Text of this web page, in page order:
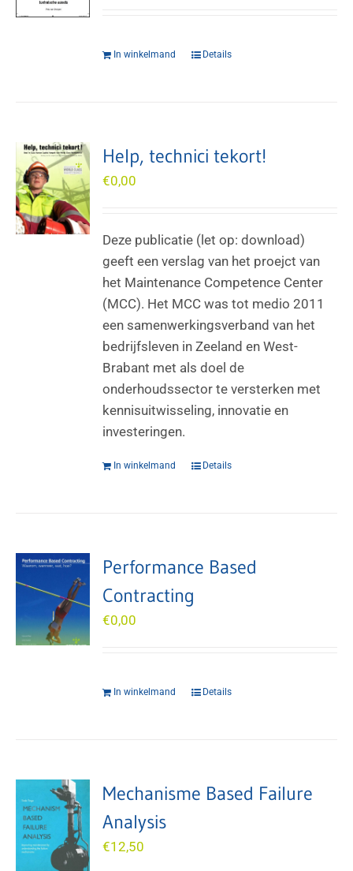
In winkelmand Details
Help, technici tekort!
€0,00
Deze publicatie (let op: download)
geeft een verslag van het proejct van
het Maintenance Competence Center
(MCC). Het MCC was tot medio 2011
een samenwerkingsverband van het
bedrijfsleven in Zeeland en West-
Brabant met als doel de
onderhoudssector te versterken met
kennisuitwisseling, innovatie en
investeringen.
In winkelmand Details
Performance Based
Contracting
€0,00
In winkelmand Details
Mechanisme Based Failure
Analysis
€12,50